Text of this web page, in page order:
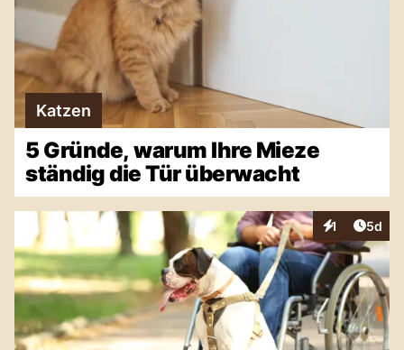
Katzen
5 Gründe, warum Ihre Mieze
ständig die Tür überwacht
1
Interaktionen
5d